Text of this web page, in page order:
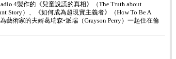
4製作的《兒童說謊的真相》（The Truth about
Story）、《如何成為超現實主義者》（How To Be A
藝術家的夫婿葛瑞森•派瑞（Grayson Perry）一起住在倫